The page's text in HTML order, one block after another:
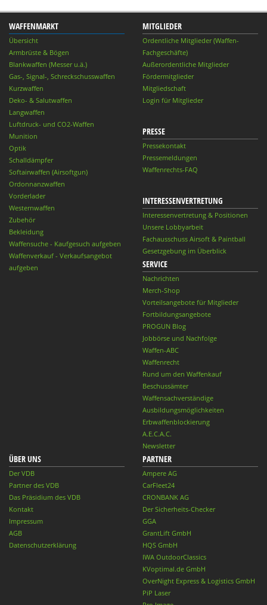
WAFFENMARKT
Übersicht
Armbrüste & Bögen
Blankwaffen (Messer u.ä.)
Gas-, Signal-, Schreckschusswaffen
Kurzwaffen
Deko- & Salutwaffen
Langwaffen
Luftdruck- und CO2-Waffen
Munition
Optik
Schalldämpfer
Softairwaffen (Airsoftgun)
Ordonnanzwaffen
Vorderlader
Westernwaffen
Zubehör
Bekleidung
Waffensuche - Kaufgesuch aufgeben
Waffenverkauf - Verkaufsangebot
aufgeben
MITGLIEDER
Ordentliche Mitglieder (Waffen-
Fachgeschäfte)
Außerordentliche Mitglieder
Fördermitglieder
Mitgliedschaft
Login für Mitglieder
PRESSE
Pressekontakt
Pressemeldungen
Waffenrechts-FAQ
INTERESSENVERTRETUNG
Interessenvertretung & Positionen
Unsere Lobbyarbeit
Fachausschuss Airsoft & Paintball
Gesetzgebung im Überblick
SERVICE
Nachrichten
Merch-Shop
Vorteilsangebote für Mitglieder
Fortbildungsangebote
PROGUN Blog
Jobbörse und Nachfolge
Waffen-ABC
Waffenrecht
Rund um den Waffenkauf
Beschussämter
Waffensachverständige
Ausbildungsmöglichkeiten
Erbwaffenblockierung
A.E.C.A.C.
Newsletter
ÜBER UNS
Der VDB
Partner des VDB
Das Präsidium des VDB
Kontakt
Impressum
AGB
Datenschutzerklärung
PARTNER
Ampere AG
CarFleet24
CRONBANK AG
Der Sicherheits-Checker
GGA
GrantLift GmbH
HQS GmbH
IWA OutdoorClassics
KVoptimal.de GmbH
OverNight Express & Logistics GmbH
PiP Laser